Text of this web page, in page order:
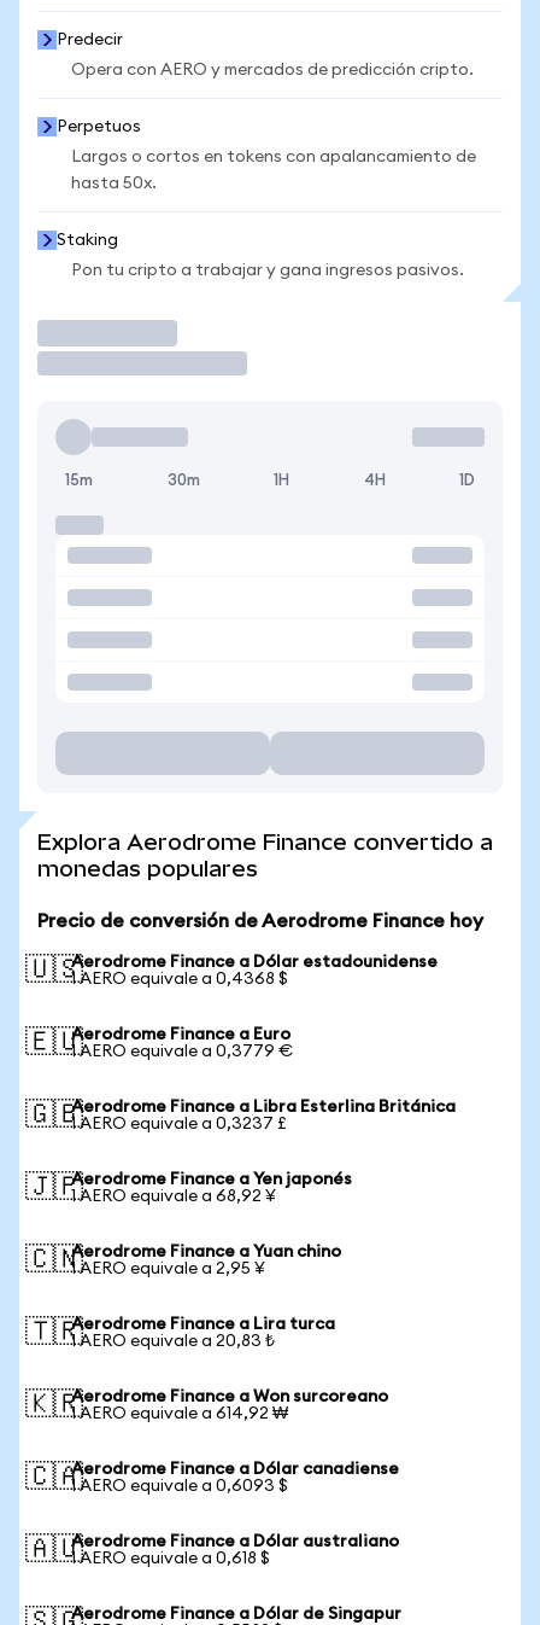
Predecir
Opera con AERO y mercados de predicción cripto.
Perpetuos
Largos o cortos en tokens con apalancamiento de
hasta 50x.
Staking
Pon tu cripto a trabajar y gana ingresos pasivos.
15m 30m 1H 4H 1D
Explora Aerodrome Finance convertido a
monedas populares
Precio de conversión de Aerodrome Finance hoy
🇺🇸Aerodrome Finance a Dólar estadounidense
1 AERO equivale a 0,4368 $
🇪🇺Aerodrome Finance a Euro
1 AERO equivale a 0,3779 €
🇬🇧Aerodrome Finance a Libra Esterlina Británica
1 AERO equivale a 0,3237 £
🇯🇵Aerodrome Finance a Yen japonés
1 AERO equivale a 68,92 ¥
🇨🇳Aerodrome Finance a Yuan chino
1 AERO equivale a 2,95 ¥
🇹🇷Aerodrome Finance a Lira turca
1 AERO equivale a 20,83 ₺
🇰🇷Aerodrome Finance a Won surcoreano
1 AERO equivale a 614,92 ₩
🇨🇦Aerodrome Finance a Dólar canadiense
1 AERO equivale a 0,6093 $
🇦🇺Aerodrome Finance a Dólar australiano
1 AERO equivale a 0,618 $
Aerodrome Finance a Dólar de Singapur